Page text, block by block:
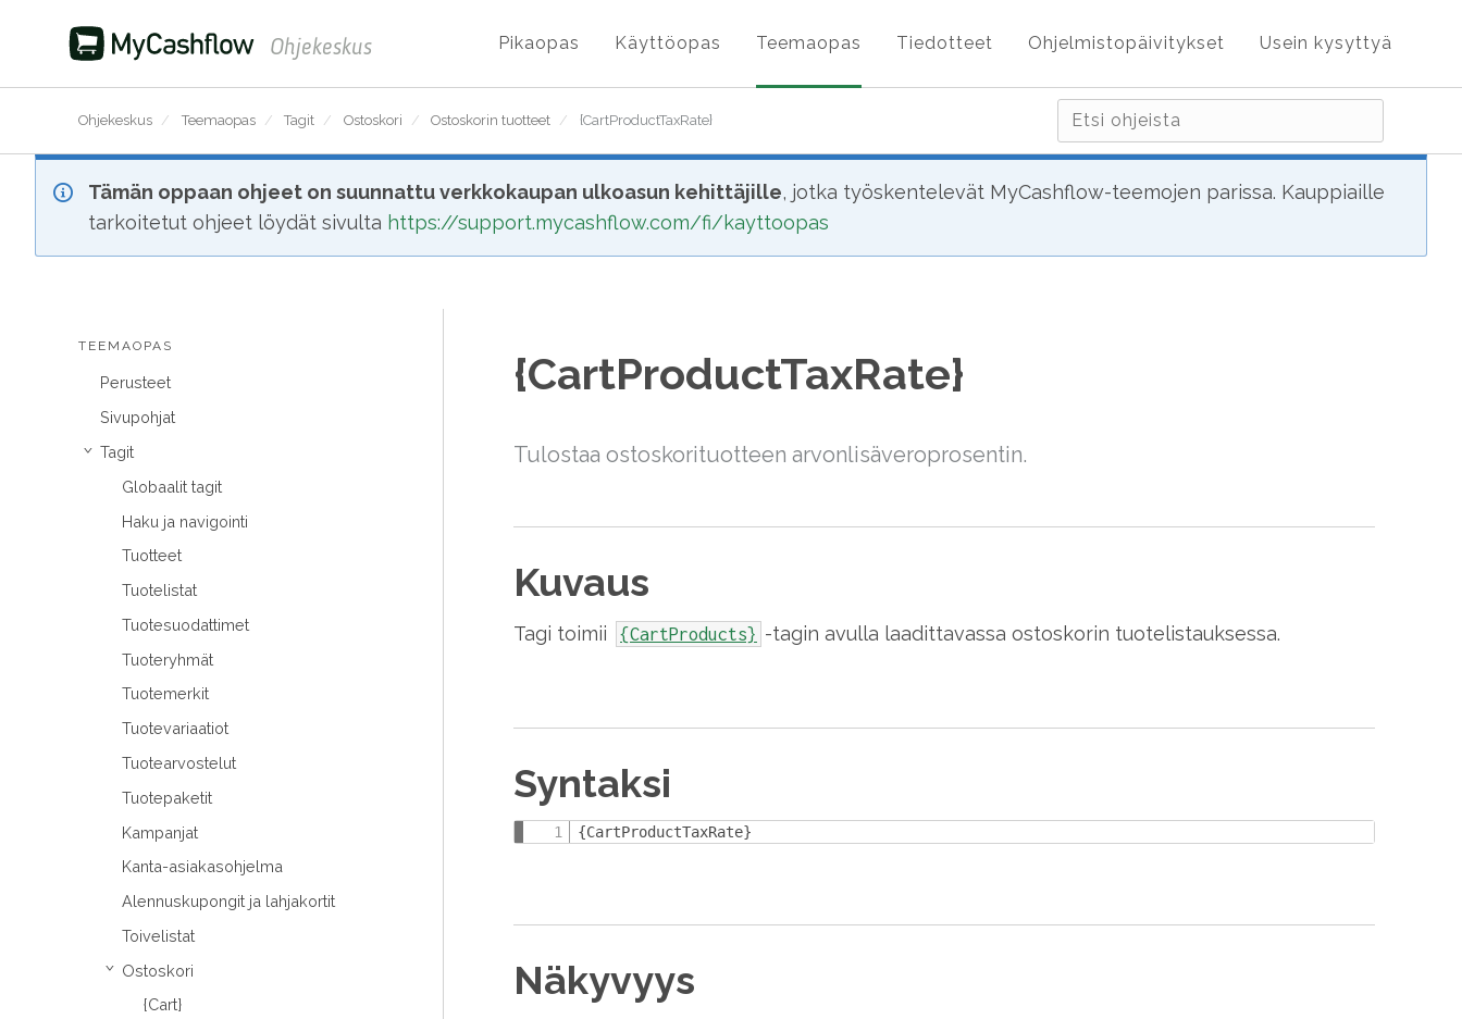
Ohjekeskus Pikaopas Käyttöopas Teemaopas Tiedotteet Ohjelmistopäivitykset Usein kysyttyä
Ohjekeskus / Teemaopas / Tagit / Ostoskori / Ostoskorin tuotteet / {CartProductTaxRate}
Tämän oppaan ohjeet on suunnattu verkkokaupan ulkoasun kehittäjille, jotka työskentelevät MyCashflow-teemojen parissa. Kauppiaille
tarkoitetut ohjeet löydät sivulta https://support.mycashflow.com/fi/kayttoopas
TEEMAOPAS
Perusteet
Sivupohjat
› Tagit
Globaalit tagit
Haku ja navigointi
Tuotteet
Tuotelistat
Tuotesuodattimet
Tuoteryhmät
Tuotemerkit
Tuotevariaatiot
Tuotearvostelut
Tuotepaketit
Kampanjat
Kanta-asiakasohjelma
Alennuskupongit ja lahjakortit
Toivelistat
› Ostoskori
{Cart}
{CartProductTaxRate}
Tulostaa ostoskorituotteen arvonlisäveroprosentin.
Kuvaus
Tagi toimii {CartProducts} -tagin avulla laadittavassa ostoskorin tuotelistauksessa.
Syntaksi
{CartProductTaxRate}
Näkyvyys